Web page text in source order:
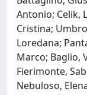
Antonio; Celik,
Cristina;
Loredana;
Marco; Baglio,
Fierimonte,
Nebuloso,